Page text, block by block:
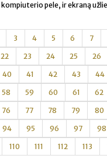
kompiuterio pele, ir ekraną
3 4 5 6 7
22 23 24 25 26
40 41 42 43 44
58 59 60 61 62
76 77 78 79 80
94 95 96 97 98
110 111 112 113